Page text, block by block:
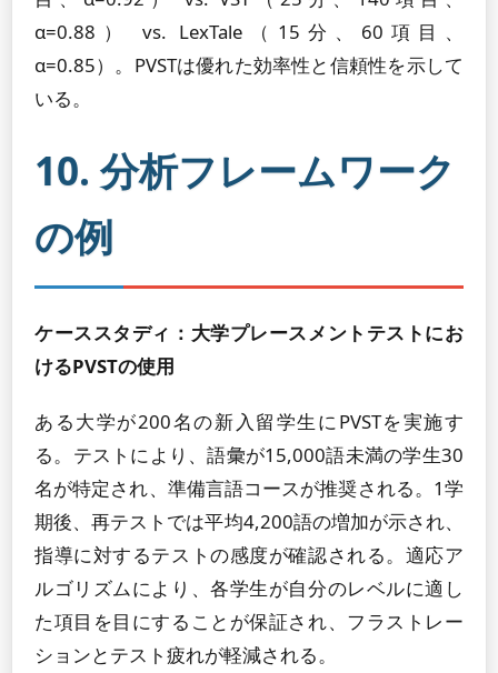
α=0.88） vs. LexTale（15分、60項目、
α=0.85）。PVSTは優れた効率性と信頼性を示して
いる。
10. 分析フレームワーク
の例
ケーススタディ：大学プレースメントテストにお
けるPVSTの使用
ある大学が200名の新入留学生にPVSTを実施す
る。テストにより、語彙が15,000語未満の学生30
名が特定され、準備言語コースが推奨される。1学
期後、再テストでは平均4,200語の増加が示され、
指導に対するテストの感度が確認される。適応ア
ルゴリズムにより、各学生が自分のレベルに適し
た項目を目にすることが保証され、フラストレー
ションとテスト疲れが軽減される。